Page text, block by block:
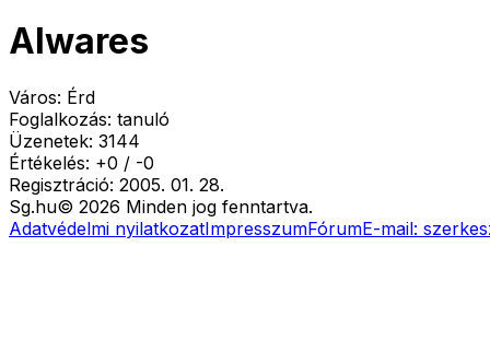
Alwares
Város: Érd
Foglalkozás: tanuló
Üzenetek: 3144
Értékelés: +0 / -0
Regisztráció: 2005. 01. 28.
Sg.hu© 2026 Minden jog fenntartva.
Adatvédelmi nyilatkozatImpresszumFórumE-mail: